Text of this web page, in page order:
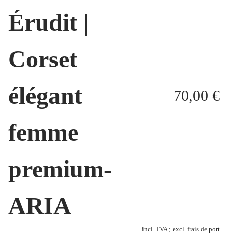
Érudit |
Corset
élégant
femme
premium-
ARIA
70,00 €
incl. TVA ; excl. frais de port